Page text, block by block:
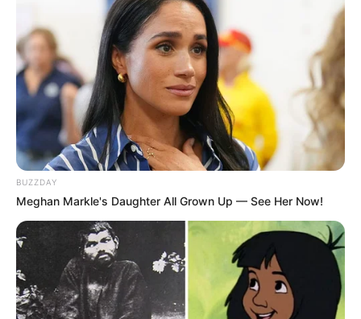
BUZZDAY
Meghan Markle's Daughter All Grown Up — See Her Now!